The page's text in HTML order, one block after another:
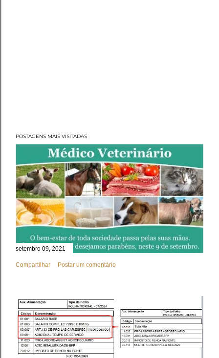
POSTAGENS MAIS VISITADAS
setembro 09, 2021
Compartilhar Postar um comentário